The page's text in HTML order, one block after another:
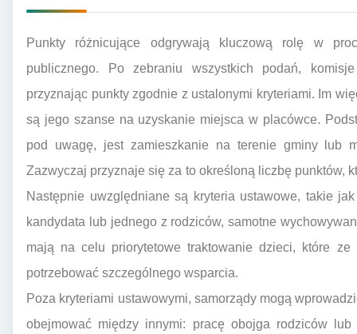
Punkty różnicujące odgrywają kluczową rolę w
publicznego. Po zebraniu wszystkich podań,
przyznając punkty zgodnie z ustalonymi kryteriami. Im
są jego szanse na uzyskanie miejsca w placówce.
pod uwagę, jest zamieszkanie na terenie gminy lub
Zazwyczaj przyznaje się za to określoną liczbę punktów,
Następnie uwzględniane są kryteria ustawowe, takie
kandydata lub jednego z rodziców, samotne
mają na celu priorytetowe traktowanie dzieci, które
potrzebować szczególnego wsparcia.
Poza kryteriami ustawowymi, samorządy mogą
obejmować między innymi: pracę obojga rodziców